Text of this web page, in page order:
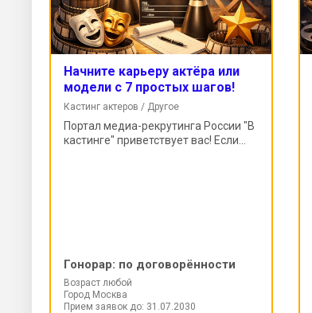
Начните карьеру актёра или
модели с 7 простых шагов!
Кастинг актеров / Другое
Портал медиа-рекрутинга России "В
кастинге" приветствует вас! Если...
Гонорар: по договорённости
Возраст любой
Город Москва
Прием заявок до: 31.07.2030